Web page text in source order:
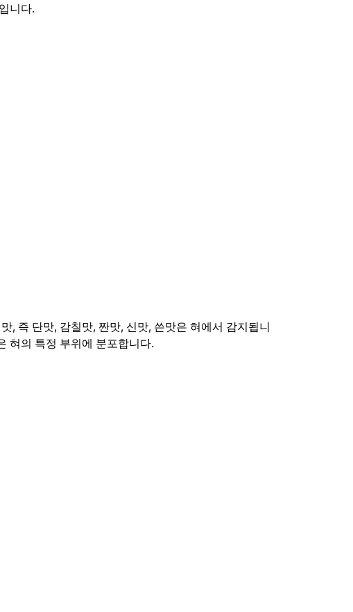
니다.
, 즉 단맛, 감칠맛, 짠맛, 신맛, 쓴맛은 혀에서 감지됩니
혀의 특정 부위에 분포합니다.